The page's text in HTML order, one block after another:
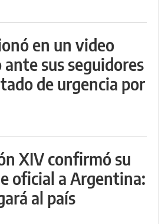
en un video
sus seguidores
de urgencia por
XIV confirmó su
oficial a Argentina:
al país